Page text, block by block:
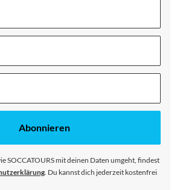
Abonnieren
SOCCATOURS mit deinen Daten umgeht, findest
. Du kannst dich jederzeit kostenfrei